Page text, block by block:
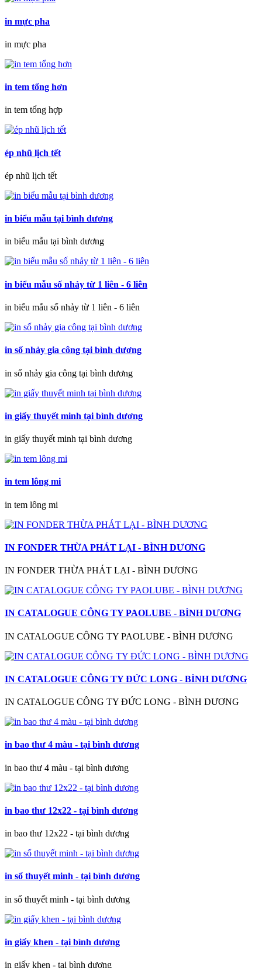
in mực pha
in mực pha
in tem tổng hơn
in tem tổng hợp
ép nhũ lịch tết
ép nhũ lịch tết
in biểu mẫu tại bình dương
in biểu mẫu tại bình dương
in biểu mẫu số nhảy từ 1 liên - 6 liên
in biểu mẫu số nhảy từ 1 liên - 6 liên
in số nhảy gia công tại bình dương
in số nhảy gia công tại bình dương
in giấy thuyết minh tại bình dương
in giấy thuyết minh tại bình dương
in tem lông mi
in tem lông mi
IN FONDER THỪA PHÁT LẠI - BÌNH DƯƠNG
IN FONDER THỪA PHÁT LẠI - BÌNH DƯƠNG
IN CATALOGUE CÔNG TY PAOLUBE - BÌNH DƯƠNG
IN CATALOGUE CÔNG TY PAOLUBE - BÌNH DƯƠNG
IN CATALOGUE CÔNG TY ĐỨC LONG - BÌNH DƯƠNG
IN CATALOGUE CÔNG TY ĐỨC LONG - BÌNH DƯƠNG
in bao thư 4 màu - tại bình dương
in bao thư 4 màu - tại bình dương
in bao thư 12x22 - tại bình dương
in bao thư 12x22 - tại bình dương
in sổ thuyết minh - tại bình dương
in sổ thuyết minh - tại bình dương
in giấy khen - tại bình dương
in giấy khen - tại bình dương